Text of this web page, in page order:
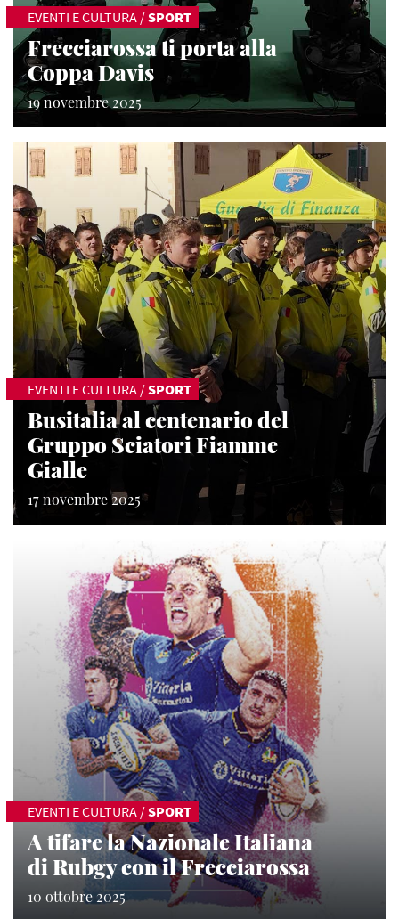
EVENTI E CULTURA /SPORT
Frecciarossa ti porta alla
Coppa Davis
19 novembre 2025
EVENTI E CULTURA /SPORT
Busitalia al centenario del
Gruppo Sciatori Fiamme
Gialle
17 novembre 2025
EVENTI E CULTURA /SPORT
A tifare la Nazionale Italiana
di Rubgy con il Frecciarossa
10 ottobre 2025